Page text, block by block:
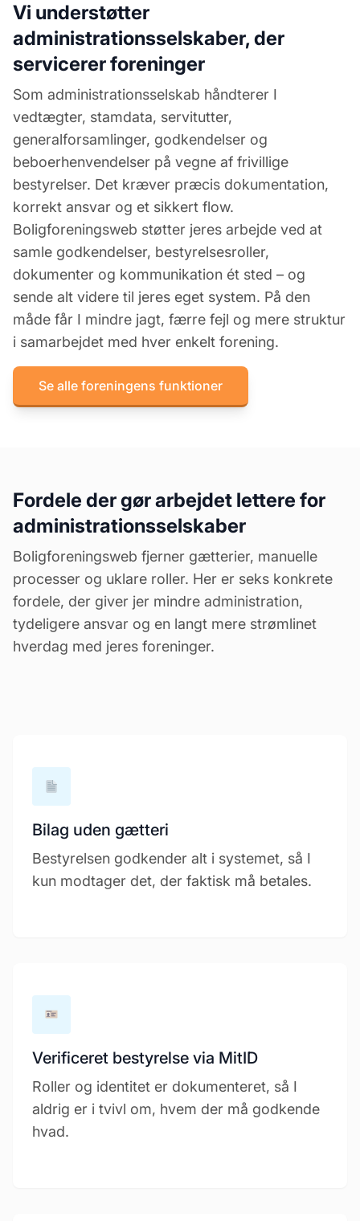
Vi understøtter
administrationsselskaber, der
servicerer foreninger
Som administrationsselskab håndterer I
vedtægter, stamdata, servitutter,
generalforsamlinger, godkendelser og
beboerhenvendelser på vegne af frivillige
bestyrelser. Det kræver præcis dokumentation,
korrekt ansvar og et sikkert flow.
Boligforeningsweb støtter jeres arbejde ved at
samle godkendelser, bestyrelsesroller,
dokumenter og kommunikation ét sted – og
sende alt videre til jeres eget system. På den
måde får I mindre jagt, færre fejl og mere struktur
i samarbejdet med hver enkelt forening.
Se alle foreningens funktioner
Fordele der gør arbejdet lettere for
administrationsselskaber
Boligforeningsweb fjerner gætterier, manuelle
processer og uklare roller. Her er seks konkrete
fordele, der giver jer mindre administration,
tydeligere ansvar og en langt mere strømlinet
hverdag med jeres foreninger.
Bilag uden gætteri
Bestyrelsen godkender alt i systemet, så I
kun modtager det, der faktisk må betales.
Verificeret bestyrelse via MitID
Roller og identitet er dokumenteret, så I
aldrig er i tvivl om, hvem der må godkende
hvad.